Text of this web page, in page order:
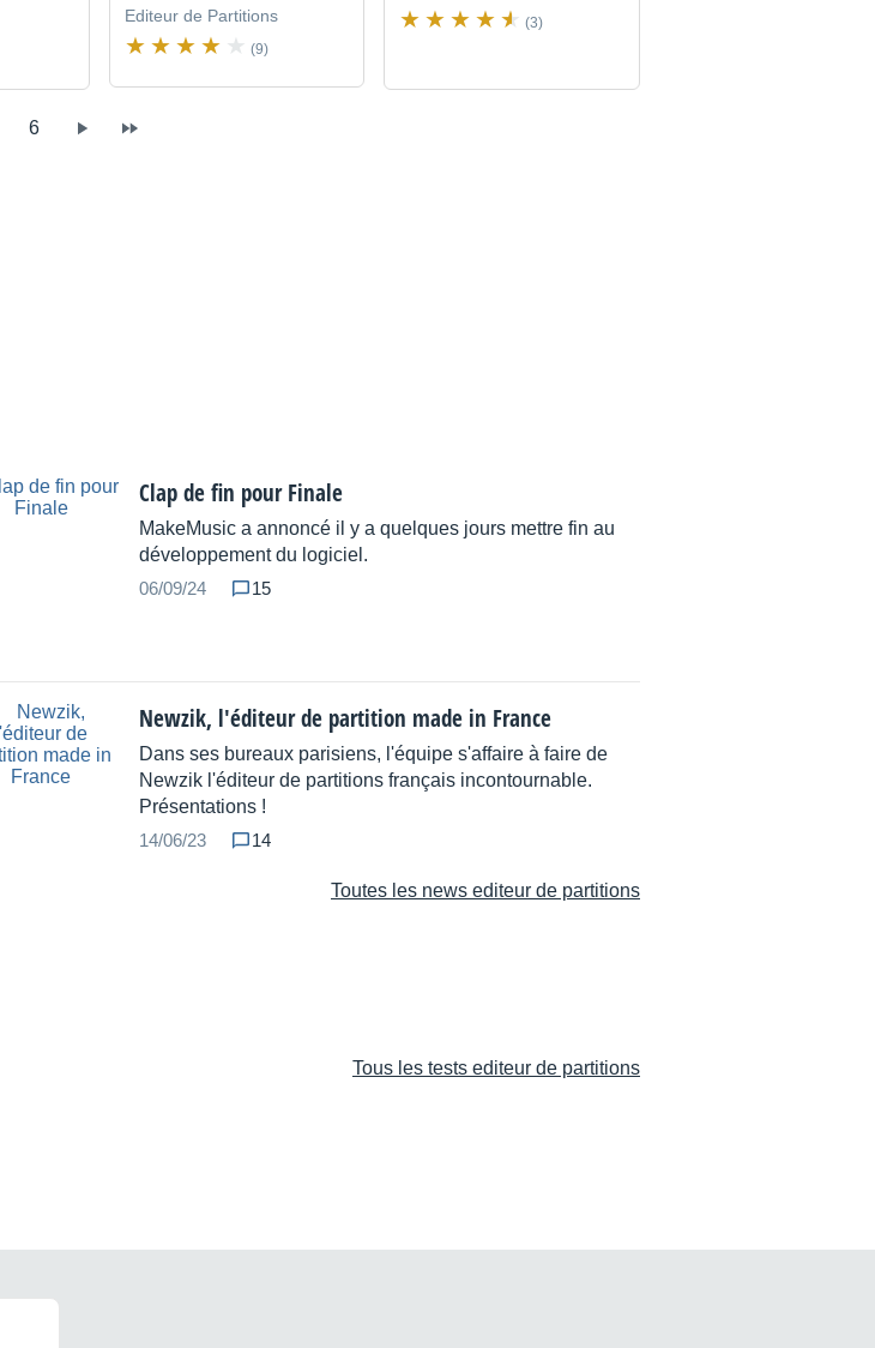
Editeur de Partitions
(9)
(3)
6
Clap de fin pour Finale
MakeMusic a annoncé il y a quelques jours mettre fin au
développement du logiciel.
06/09/24
15
Newzik, l'éditeur de partition made in France
Dans ses bureaux parisiens, l'équipe s'affaire à faire de
Newzik l'éditeur de partitions français incontournable.
Présentations !
14/06/23
14
Toutes les news editeur de partitions
Tous les tests editeur de partitions